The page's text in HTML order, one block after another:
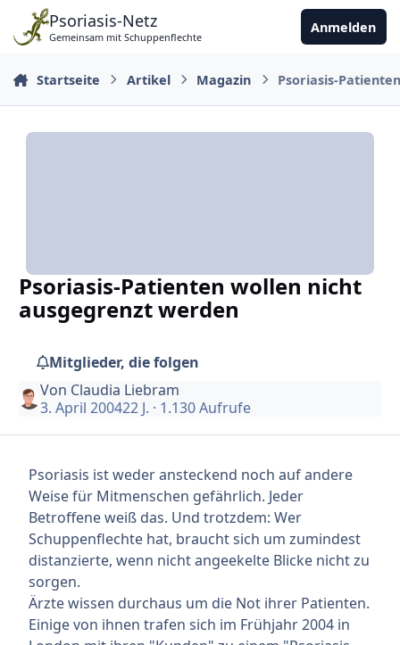
Zu Inhalt springen
Psoriasis-Netz
Gemeinsam mit Schuppenflechte
Anmelden
Startseite Artikel Magazin Psoriasis-
Psoriasis-Patienten wollen nicht
ausgegrenzt werden
Mitglieder, die folgen
Von Claudia Liebram
3. April 200422 J. · 1.130 Aufrufe
Psoriasis ist weder ansteckend noch auf andere
Weise für Mitmenschen gefährlich. Jeder
Betroffene weiß das. Und trotzdem: Wer
Schuppenflechte hat, braucht sich um zumindest
distanzierte, wenn nicht angeekelte Blicke nicht zu
sorgen.
Ärzte wissen durchaus um die Not ihrer Patienten.
Einige von ihnen trafen sich im Frühjahr 2004 in